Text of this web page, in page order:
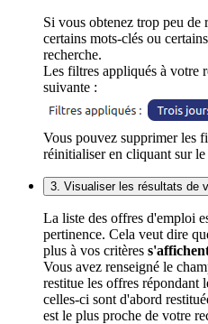
Si vous obtenez trop peu de
certains mots-clés ou
recherche.
Les filtres appliqués à votre
suivante :
Vous pouvez supprimer les
réinitialiser en cliquant sur
3. Visualiser les résultats de
La liste des offres d'emploi
pertinence. Cela veut dire
plus à vos critères
Vous avez renseigné le
restitue les offres répondant
celles-ci sont d'abord
est le plus proche de votre